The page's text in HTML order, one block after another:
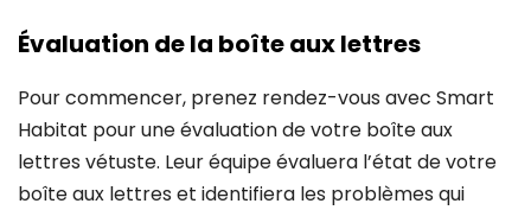
Évaluation de la boîte aux lettres
Pour commencer, prenez rendez-vous avec Smart
Habitat pour une évaluation de votre boîte aux
lettres vétuste. Leur équipe évaluera l’état de votre
boîte aux lettres et identifiera les problèmes qui